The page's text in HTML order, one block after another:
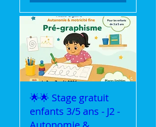
🌟🌟 Stage gratuit
enfants 3/5 ans - J2 -